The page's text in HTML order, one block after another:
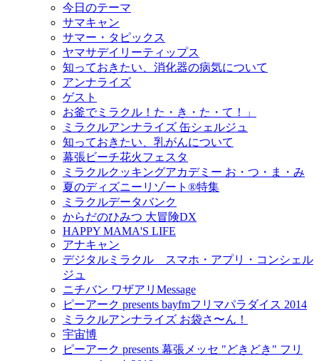
今日のテーマ
サマキャン
サマー・タピックス
ヤマサデイリーティップス
知っておきたい、消化器の病気について
アンナライズ
ゲスト
お釜でミラクル！た・き・た・て！」
ミラクルアンナライズ 缶シェルジュ
知っておきたい、乳がんについて
幕張ビーチ花火フェスタ
ミラクルクッキングアカデミー お・つ・ま・み
夏のディズニーリゾート®特集
ミラクルデータバンク
からだのひみつ 大冒険DX
HAPPY MAMA'S LIFE
アナキャン
デジタルミラクル スマホ・アプリ・コンシェル
ジュ
ニチバン ワザアリMessage
ピーアーク presents bayfmフリマパラダイス 2014
ミラクルアンナライズ お袋さ〜ん！
宇宙博
ピーアーク presents 幕張メッセ "どきどき" フリ